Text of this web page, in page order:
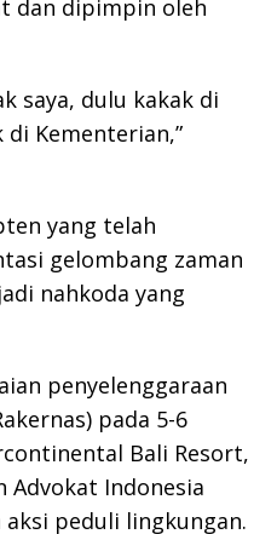
dan dipimpin oleh
saya, dulu kakak di
di Kementerian,”
yang telah
gelombang zaman
nahkoda yang
penyelenggaraan
pada 5-6
Bali Resort,
Advokat Indonesia
aksi peduli lingkungan.